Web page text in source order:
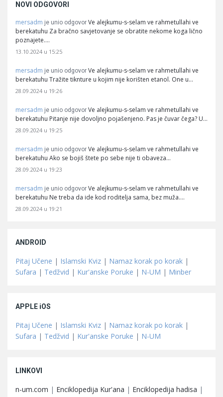
NOVI ODGOVORI
mersadm je unio odgovor Ve alejkumu-s-selam ve rahmetullahi ve
berekatuhu Za bračno savjetovanje se obratite nekome koga lično
poznajete.…
13.10.2024 u 15:25
mersadm je unio odgovor Ve alejkumu-s-selam ve rahmetullahi ve
berekatuhu Tražite tiknture u kojim nije korišten etanol. One u…
28.09.2024 u 19:26
mersadm je unio odgovor Ve alejkumu-s-selam ve rahmetullahi ve
berekatuhu Pitanje nije dovoljno pojašenjeno. Pas je čuvar čega? U…
28.09.2024 u 19:25
mersadm je unio odgovor Ve alejkumu-s-selam ve rahmetullahi ve
berekatuhu Ako se bojiš štete po sebe nije ti obaveza…
28.09.2024 u 19:23
mersadm je unio odgovor Ve alejkumu-s-selam ve rahmetullahi ve
berekatuhu Ne treba da ide kod roditelja sama, bez muža.…
28.09.2024 u 19:21
ANDROID
Pitaj Učene | Islamski Kviz | Namaz korak po korak |
Sufara | Tedžvid | Kur'anske Poruke | N-UM | Minber
APPLE iOS
Pitaj Učene | Islamski Kviz | Namaz korak po korak |
Sufara | Tedžvid | Kur'anske Poruke | N-UM
LINKOVI
n-um.com | Enciklopedija Kur'ana | Enciklopedija hadisa |